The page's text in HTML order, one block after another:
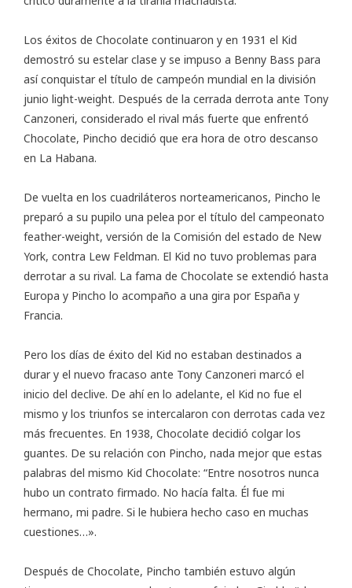
Los éxitos de Chocolate continuaron y en 1931 el Kid
demostró su estelar clase y se impuso a Benny Bass para
así conquistar el título de campeón mundial en la división
junio light-weight. Después de la cerrada derrota ante Tony
Canzoneri, considerado el rival más fuerte que enfrentó
Chocolate, Pincho decidió que era hora de otro descanso
en La Habana.
De vuelta en los cuadriláteros norteamericanos, Pincho le
preparó a su pupilo una pelea por el título del campeonato
feather-weight, versión de la Comisión del estado de New
York, contra Lew Feldman. El Kid no tuvo problemas para
derrotar a su rival. La fama de Chocolate se extendió hasta
Europa y Pincho lo acompaño a una gira por España y
Francia.
Pero los días de éxito del Kid no estaban destinados a
durar y el nuevo fracaso ante Tony Canzoneri marcó el
inicio del declive. De ahí en lo adelante, el Kid no fue el
mismo y los triunfos se intercalaron con derrotas cada vez
más frecuentes. En 1938, Chocolate decidió colgar los
guantes. De su relación con Pincho, nada mejor que estas
palabras del mismo Kid Chocolate: “Entre nosotros nunca
hubo un contrato firmado. No hacía falta. Él fue mi
hermano, mi padre. Si le hubiera hecho caso en muchas
cuestiones…».
Después de Chocolate, Pincho también estuvo algún